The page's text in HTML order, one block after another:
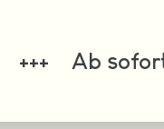
sofort neue